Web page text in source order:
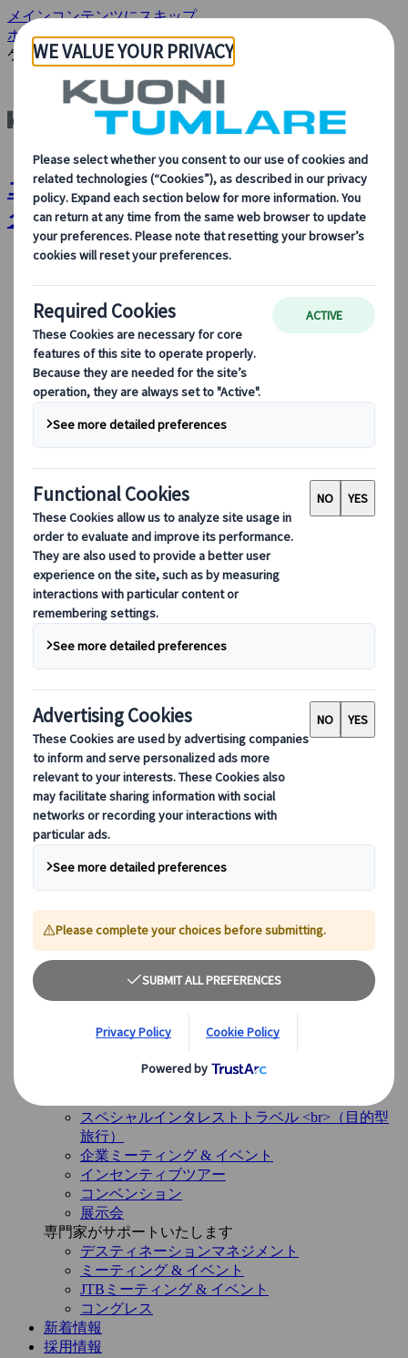
メインコンテンツにスキップ
ホーム 会社情報 デジタルツール エージェント Web アプリ
ケーション
エージェント Web アプリケーション |
クオニツムラーレ
会社情報
当社について、当社の事業内容、旅行のサステイナビ
リティ、革新、最新のテクノロジーに対する当社の取
り組みについて詳しくご覧ください。
概要を見る
クオニイツムラーレとは
役員紹介
当社のデジタルツール
パートナーズモバイルアプリケーション
サプライヤーポータル
エージェント Web アプリケーション
デスティネーション
デスティネーション
クオニイツムラーレと共に、世界各地のネットワーク
を活用した旅へ。デスティネーションの専門家が、お
客様の多様なご要望に合わせた厳選旅程をご提案しま
す。
すべてのデスティネーションを見る
人気デスティネーション
スイス
フランス
イタリア
スペイン
イギリス
日本
アメリカ
カナダ
オーストラリア
サービス
の段階をサポートします。
スペシャルインタレストトラベル <br>（目的型
旅行）
企業ミーティング & イベント
インセンティブツアー
コンベンション
展示会
専門家がサポートいたします
デスティネーションマネジメント
ミーティング & イベント
JTBミーティング & イベント
コングレス
新着情報
採用情報